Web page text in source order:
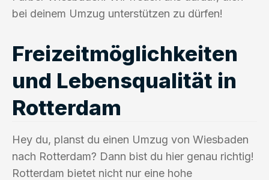
bei deinem Umzug unterstützen zu dürfen!
Freizeitmöglichkeiten
und Lebensqualität in
Rotterdam
Hey du, planst du einen Umzug von Wiesbaden
nach Rotterdam? Dann bist du hier genau richtig!
Rotterdam bietet nicht nur eine hohe